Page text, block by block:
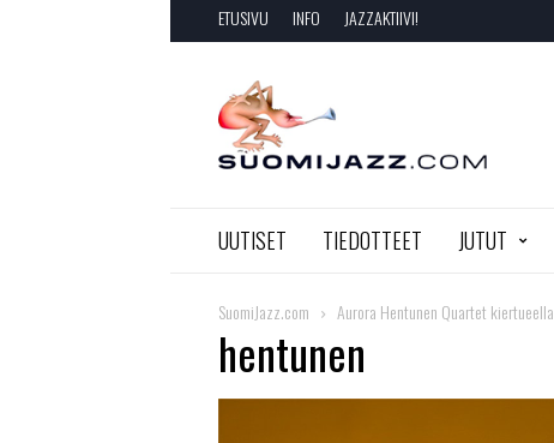
ETUSIVU INFO JAZZAKTIIVI!
SuomiJazz.com
UUTISET TIEDOTTEET JUTUT
SuomiJazz.com Aurora Hentunen Quartet kiertueella
hentunen